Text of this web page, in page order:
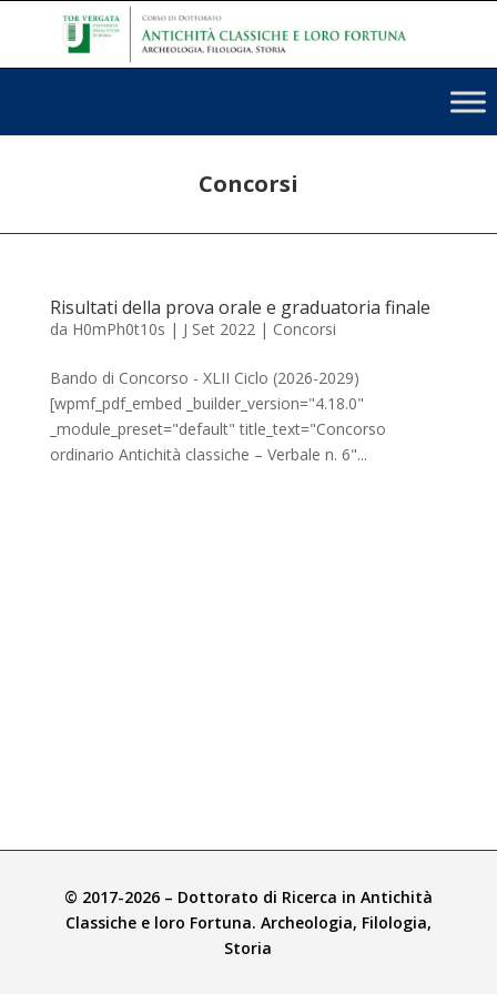
Concorsi
Risultati della prova orale e graduatoria finale
da H0mPh0t10s | J Set 2022 | Concorsi
Bando di Concorso - XLII Ciclo (2026-2029)
[wpmf_pdf_embed _builder_version="4.18.0"
_module_preset="default" title_text="Concorso
ordinario Antichità classiche – Verbale n. 6"...
© 2017-2026 – Dottorato di Ricerca in Antichità
Classiche e loro Fortuna. Archeologia, Filologia,
Storia